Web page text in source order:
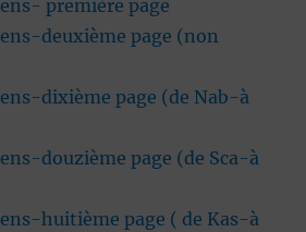
première page
deuxième page (non
dixième page (de Nab-à
douzième page (de Sca-à
huitième page ( de Kas-à